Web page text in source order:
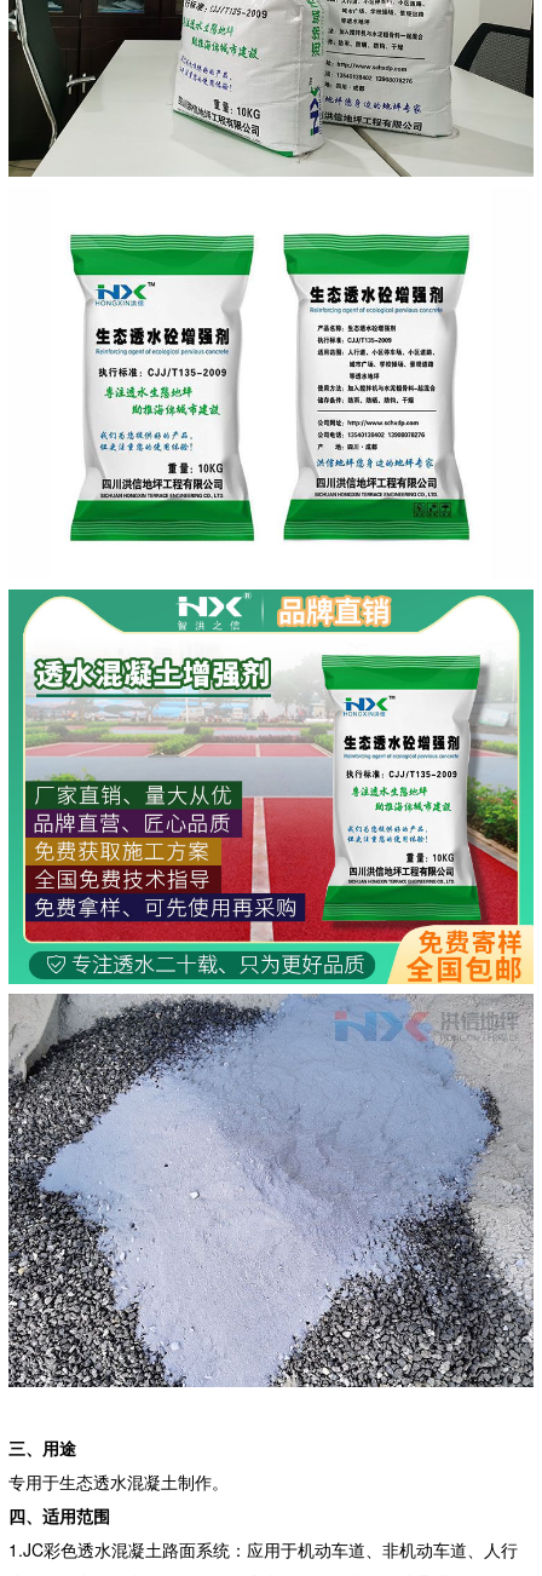
三、用途
专用于生态透水混凝土制作。
四、适用范围
1.JC彩色透水混凝土路面系统：应用于机动车道、非机动车道、人行